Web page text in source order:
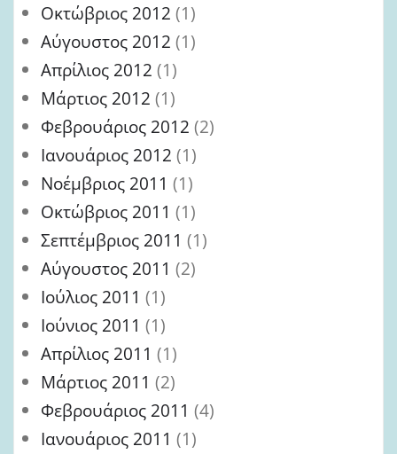
Οκτώβριος 2012 (1)
Αύγουστος 2012 (1)
Απρίλιος 2012 (1)
Μάρτιος 2012 (1)
Φεβρουάριος 2012 (2)
Ιανουάριος 2012 (1)
Νοέμβριος 2011 (1)
Οκτώβριος 2011 (1)
Σεπτέμβριος 2011 (1)
Αύγουστος 2011 (2)
Ιούλιος 2011 (1)
Ιούνιος 2011 (1)
Απρίλιος 2011 (1)
Μάρτιος 2011 (2)
Φεβρουάριος 2011 (4)
Ιανουάριος 2011 (1)